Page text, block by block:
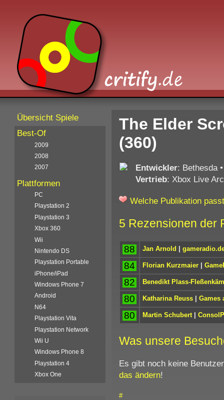
The Elder
(360)
Entwickler: Bethesda
Vertrieb: Xbox Live
Welche Publikation
5 Rezensionen der
88 Jan Arnold |
84 Florian Kurzmaier|
82 Benedikt Plass-
80 Katharina Reuss| Games
80 Martin Schubert|
Was unsere
Es gibt noch keine
das ändern!
#
Übersicht Spiele
Best-Of
2009
2008
2007
Plattformen
PC
Playstation 2
Playstation 3
Xbox 360
Wii
Nintendo DS
Playstation Portable
iPhone/iPad
Windows Phone 7
Android
N64
Playstation Vita
Playstation Network
Wii U
Windows Phone 8
Playstation 4
Xbox One